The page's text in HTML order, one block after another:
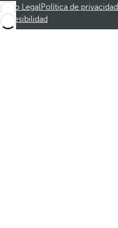
Aviso LegalPolítica de privacidad
Accesibilidad